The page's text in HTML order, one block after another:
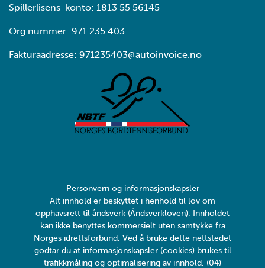
Spillerlisens-konto: 1813 55 56145
Org.nummer: 971 235 403
Fakturaadresse: 971235403@autoinvoice.no
Personvern og informasjonskapsler
Alt innhold er beskyttet i henhold til lov om
opphavsrett til åndsverk (Åndsverkloven). Innholdet
kan ikke benyttes kommersielt uten samtykke fra
Norges idrettsforbund. Ved å bruke dette nettstedet
godtar du at informasjonskapsler (cookies) brukes til
trafikkmåling og optimalisering av innhold. (04)